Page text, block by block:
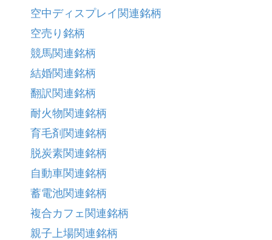
空中ディスプレイ関連銘柄
空売り銘柄
競馬関連銘柄
結婚関連銘柄
翻訳関連銘柄
耐火物関連銘柄
育毛剤関連銘柄
脱炭素関連銘柄
自動車関連銘柄
蓄電池関連銘柄
複合カフェ関連銘柄
親子上場関連銘柄